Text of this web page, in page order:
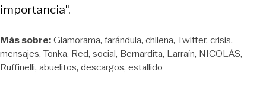
importancia".
Más sobre:Glamorama farándula chilena Twitter crisis
mensajes Tonka Red social Bernardita Larraín NICOLÁS
Ruffinelli abuelitos descargos estallido